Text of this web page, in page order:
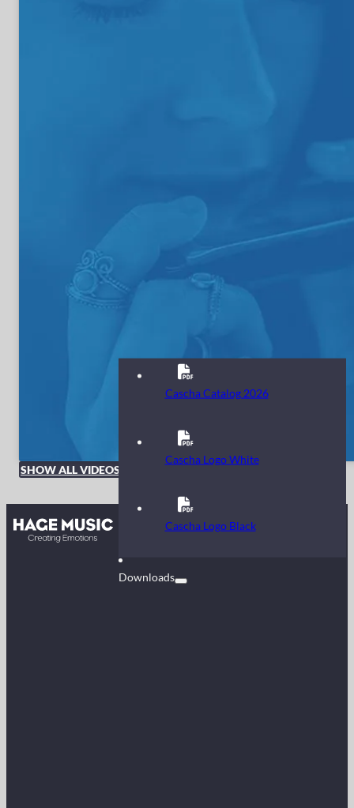
SHOW ALL VIDEOS
Contact
Downloads
Cascha Catalog 2026
Cascha Logo White
Cascha Logo Black